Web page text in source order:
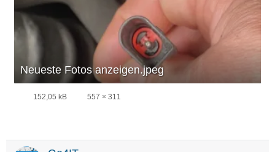
Neueste Fotos anzeigen.jpeg
152,05 kB 557 × 311